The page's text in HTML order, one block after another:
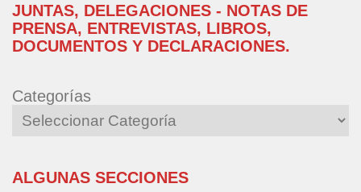
JUNTAS, DELEGACIONES - NOTAS DE
PRENSA, ENTREVISTAS, LIBROS,
DOCUMENTOS Y DECLARACIONES.
Categorías
ALGUNAS SECCIONES